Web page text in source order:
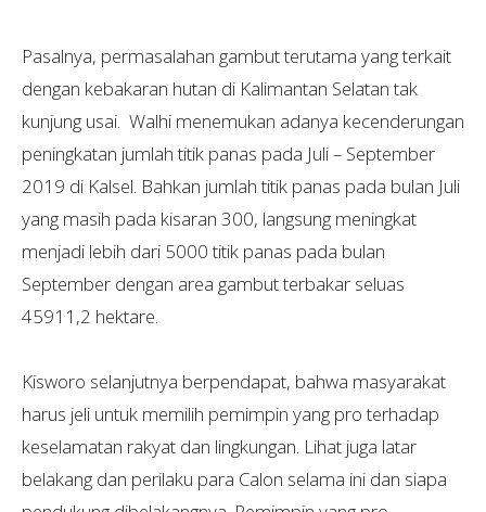
Pasalnya, permasalahan gambut terutama yang terkait
dengan kebakaran hutan di Kalimantan Selatan tak
kunjung usai. Walhi menemukan adanya kecenderungan
peningkatan jumlah titik panas pada Juli – September
2019 di Kalsel. Bahkan jumlah titik panas pada bulan Juli
yang masih pada kisaran 300, langsung meningkat
menjadi lebih dari 5000 titik panas pada bulan
September dengan area gambut terbakar seluas
45911,2 hektare.
Kisworo selanjutnya berpendapat, bahwa masyarakat
harus jeli untuk memilih pemimpin yang pro terhadap
keselamatan rakyat dan lingkungan. Lihat juga latar
belakang dan perilaku para Calon selama ini dan siapa